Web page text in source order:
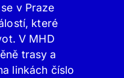
v Praze
které
V MHD
trasy a
linkách číslo